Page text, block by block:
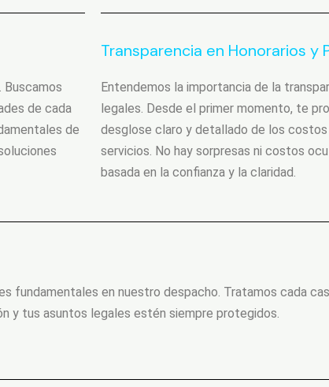
Buscamos
de cada
de
Transparencia en Honorarios y
Entendemos la importancia de la
legales. Desde el primer momento, te
desglose claro y detallado de los
servicios. No hay sorpresas ni costos
basada en la confianza y la claridad.
fundamentales en nuestro despacho. Tratamos cada
y tus asuntos legales estén siempre protegidos.